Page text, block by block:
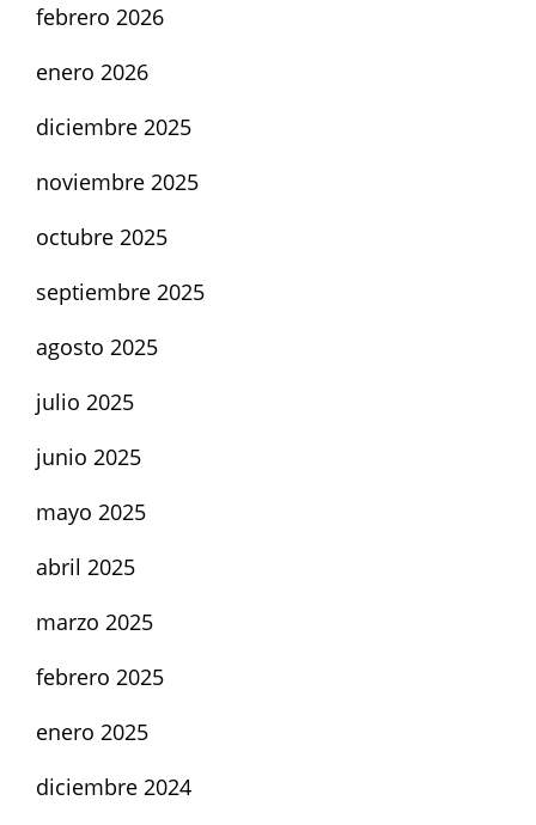
febrero 2026
enero 2026
diciembre 2025
noviembre 2025
octubre 2025
septiembre 2025
agosto 2025
julio 2025
junio 2025
mayo 2025
abril 2025
marzo 2025
febrero 2025
enero 2025
diciembre 2024